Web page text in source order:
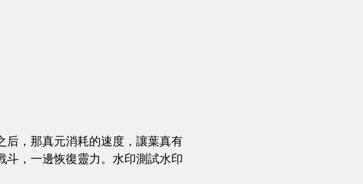
后，那真元消耗的速度，讓葉真有
斗，一邊恢復靈力。水印測試水印